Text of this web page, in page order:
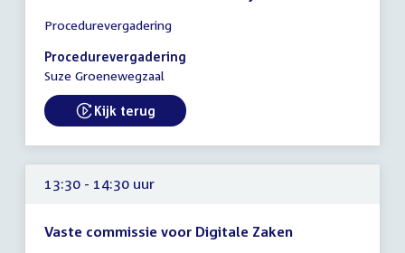
vergadering
13:00
-
uur
Procedurevergadering
Procedurevergadering
Suze Groenewegzaal
External link:
Kijk terug
13:30 - 14:30 uur
Vaste commissie voor Digitale Zaken